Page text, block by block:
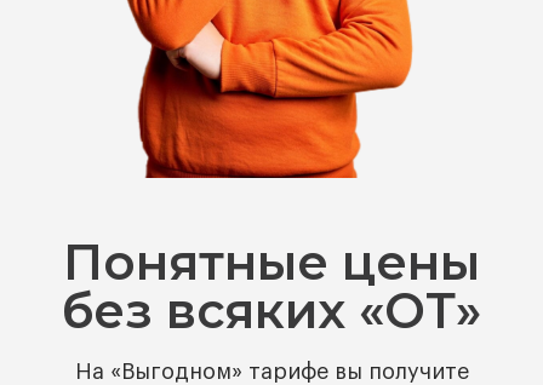
Понятные цены
без всяких «ОТ»
На «Выгодном» тарифе вы получите